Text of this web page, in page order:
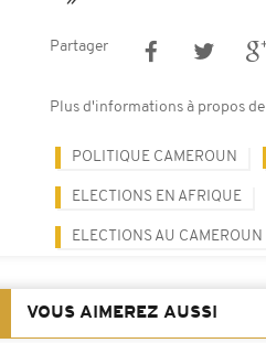
Partager
Plus d'informations à propos de
POLITIQUE CAMEROUN
ELECTIONS EN AFRIQUE
ELECTIONS AU CAMEROUN
VOUS AIMEREZ AUSSI